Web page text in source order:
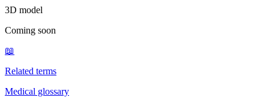
3D model
Coming soon
📖
Related terms
Medical glossary